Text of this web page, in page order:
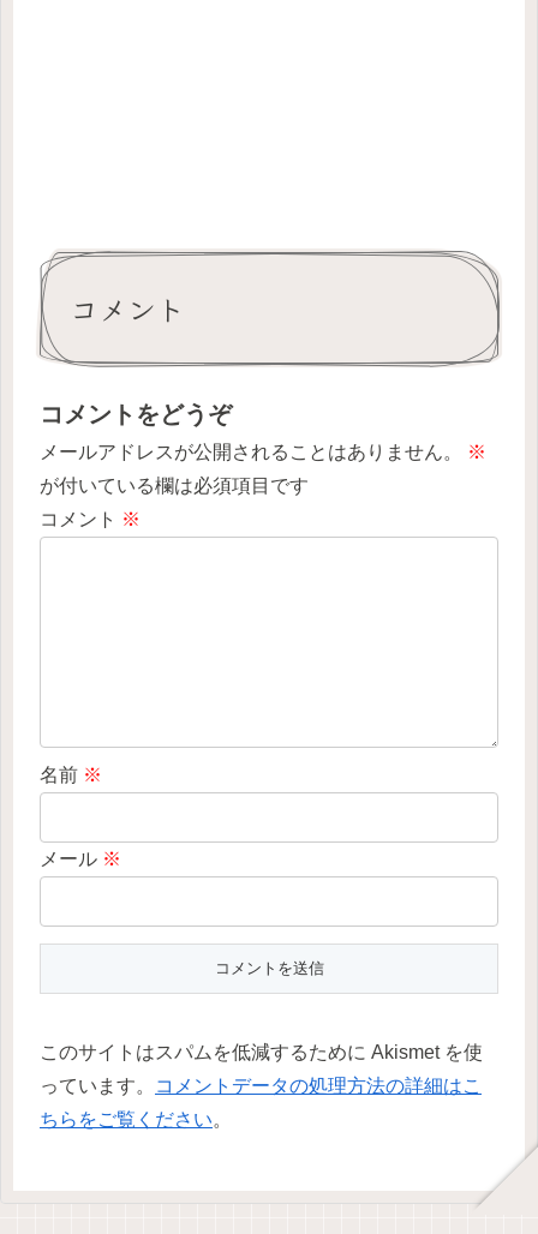
コメント
コメントをどうぞ
メールアドレスが公開されることはありません。
※
が付いている欄は必須項目です
コメント ※
名前 ※
メール ※
このサイトはスパムを低減するために Akismet を使
っています。
コメントデータの処理方法の詳細はこ
ちらをご覧ください。